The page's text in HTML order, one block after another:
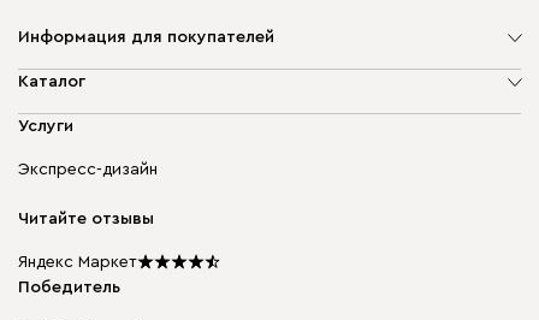
Информация для покупателей
О компании
Доставка и оплата
диван.клуб
Подарочные сертификаты
Мы в прессе
Каталог
Мягкая мебель
Бескаркасная мебель
Столы и стулья
Услуги
Экспресс-дизайн
Читайте отзывы
Яндекс Маркет
Победитель